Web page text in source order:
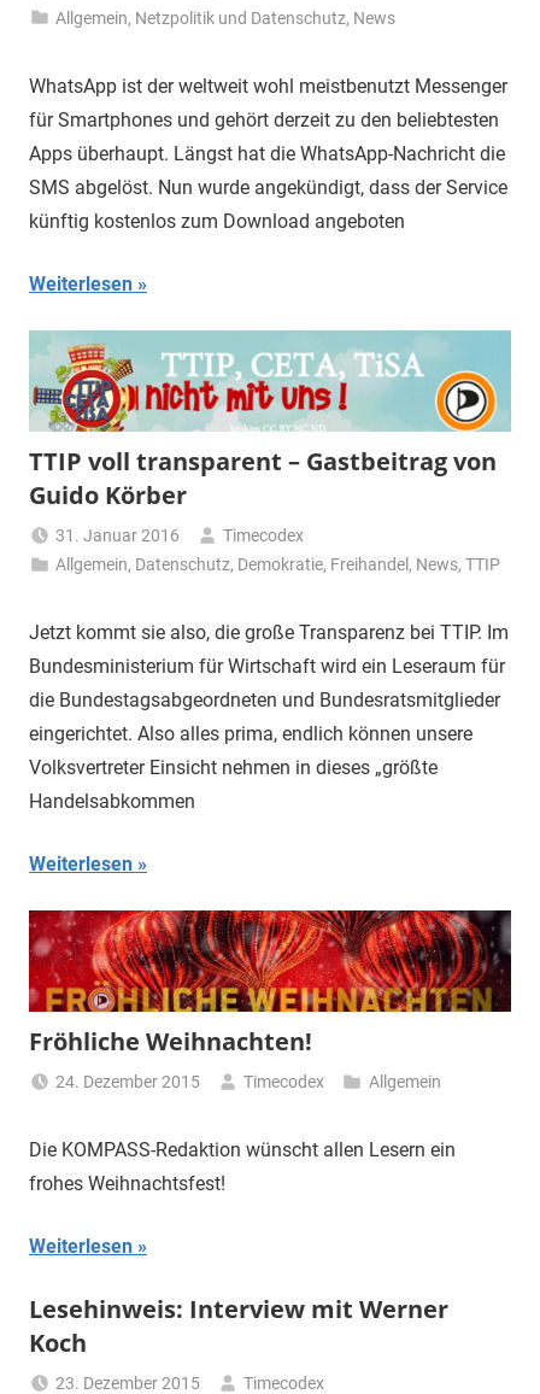
Allgemein, Netzpolitik und Datenschutz, News
WhatsApp ist der weltweit wohl meistbenutzt Messenger
für Smartphones und gehört derzeit zu den beliebtesten
Apps überhaupt. Längst hat die WhatsApp-Nachricht die
SMS abgelöst. Nun wurde angekündigt, dass der Service
künftig kostenlos zum Download angeboten
Weiterlesen
TTIP voll transparent – Gastbeitrag von
Guido Körber
31. Januar 2016
Timecodex
Allgemein, Datenschutz, Demokratie, Freihandel , News,TTIP
Jetzt kommt sie also, die große Transparenz bei TTIP. Im
Bundesministerium für Wirtschaft wird ein Leseraum für
die Bundestagsabgeordneten und Bundesratsmitglieder
eingerichtet. Also alles prima, endlich können unsere
Volksvertreter Einsicht nehmen in dieses „größte
Handelsabkommen
Weiterlesen
Fröhliche Weihnachten!
24. Dezember 2015 Timecodex Allgemein
Die KOMPASS-Redaktion wünscht allen Lesern ein
frohes Weihnachtsfest!
Weiterlesen
Lesehinweis: Interview mit Werner
Koch
23. Dezember 2015 Timecodex